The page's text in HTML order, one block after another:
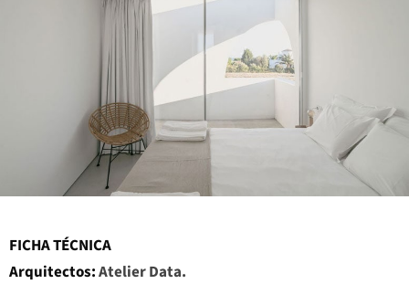
FICHA TÉCNICA
Arquitectos:Atelier Data.